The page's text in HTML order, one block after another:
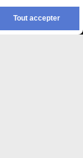
Tout accepter